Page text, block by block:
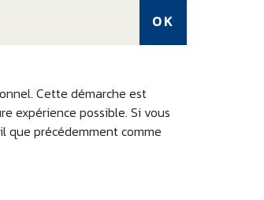
Cette démarche est
expérience possible. Si vous
que précédemment comme